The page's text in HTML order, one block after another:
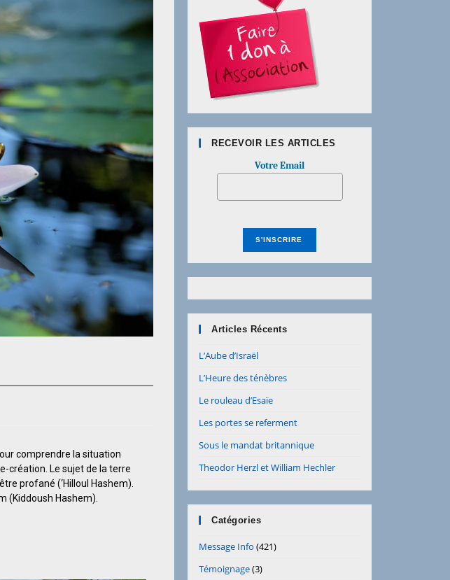
comprendre la situation
création. Le sujet de la terre
profané (‘Hilloul Hashem).
(Kiddoush Hashem).
RECEVOIR LES ARTICLES
Votre Email
Articles Récents
L’Aube d’Israël
L’Heure des ténèbres
Le rouleau d’Esaïe
Les portes se referment
Sous le mandat britannique
Theodor Herzl et William Hechler
Catégories
Message Info (421)
Témoignage(3)